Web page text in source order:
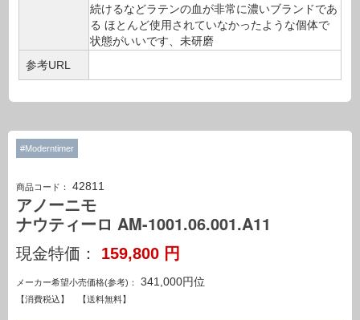
続けるなどラテンの血が非常に濃いブランドであ
る ほとんど使用されていなかったような個体で
状態がいいです、未研磨
参考URL
#Moderntimer
商品コード： 42811
アノーニモ
ナウティーロ AM-1001.06.001.A11
現金特価： 159,800 円
メーカー希望小売価格(参考)： 341,000円位
【消費税込】 【送料無料】